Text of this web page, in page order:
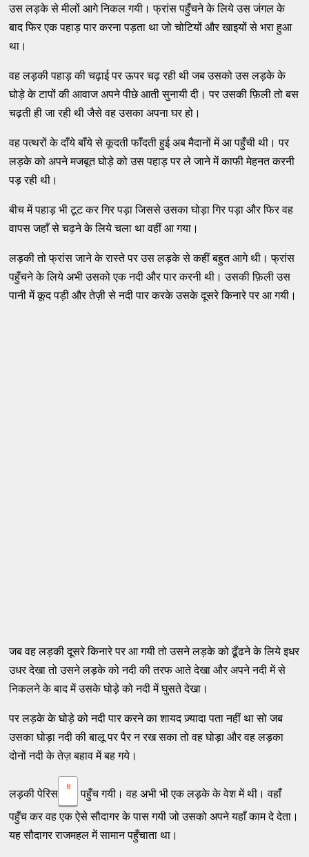
उस लड़के से मीलों आगे निकल गयी। फ्रांस पहुँचने के लिये उस जंगल के
बाद फिर एक पहाड़ पार करना पड़ता था जो चोटियों और खाइयों से भरा हुआ
था।
वह लड़की पहाड़ की चढ़ाई पर ऊपर चढ़ रही थी जब उसको उस लड़के के
घोड़े के टापों की आवाज अपने पीछे आती सुनायी दी। पर उसकी फ़िली तो बस
चढ़ती ही जा रही थी जैसे वह उसका अपना घर हो।
वह पत्थरों के दाँये बाँये से कूदती फाँदती हुई अब मैदानों में आ पहुँची थी। पर
लड़के को अपने मजबूत घोड़े को उस पहाड़ पर ले जाने में काफी मेहनत करनी
पड़ रही थी।
बीच में पहाड़ भी टूट कर गिर पड़ा जिससे उसका घोड़ा गिर पड़ा और फिर वह
वापस जहाँ से चढ़ने के लिये चला था वहीं आ गया।
लड़की तो फ्रांस जाने के रास्ते पर उस लड़के से कहीं बहुत आगे थी। फ्रांस
पहुँचने के लिये अभी उसको एक नदी और पार करनी थी। उसकी फ़िली उस
पानी में कूद पड़ी और तेज़ी से नदी पार करके उसके दूसरे किनारे पर आ गयी।
जब वह लड़की दूसरे किनारे पर आ गयी तो उसने लड़के को ढूँढने के लिये इधर
उधर देखा तो उसने लड़के को नदी की तरफ आते देखा और अपने नदी में से
निकलने के बाद में उसके घोड़े को नदी में घुसते देखा।
पर लड़के के घोड़े को नदी पार करने का शायद ज़्यादा पता नहीं था सो जब
उसका घोड़ा नदी की बालू पर पैर न रख सका तो वह घोड़ा और वह लड़का
दोनों नदी के तेज़ बहाव में बह गये।
लड़की पेरिस
8
पहुँच गयी। वह अभी भी एक लड़के के वेश में थी। वहाँ
पहुँच कर वह एक ऐसे सौदागर के पास गयी जो उसको अपने यहाँ काम दे देता।
यह सौदागर राजमहल में सामान पहुँचाता था।